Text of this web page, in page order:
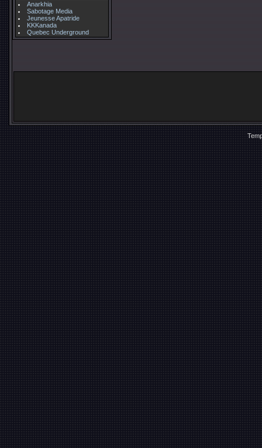
Anarkhia
Sabotage Media
Jeunesse Apatride
KKKanada
Quebec Underground